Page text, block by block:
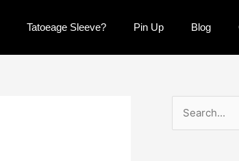
Tatoeage Sleeve? Pin Up Blog